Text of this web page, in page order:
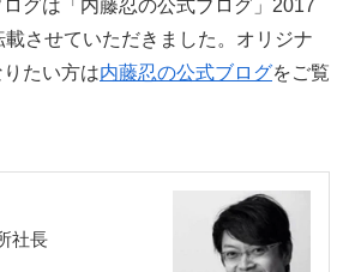
グは「内藤忍の公式ブログ」2017
させていただきました。オリジナ
たい方は内藤忍の公式ブログをご覧
社長